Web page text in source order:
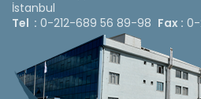
İstanbul
Tel : 0-212-689 56 89-98 Fax : 0-